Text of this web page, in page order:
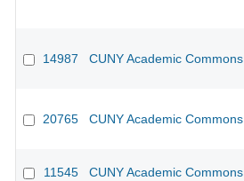
14987 CUNY Academic Commons
20765 CUNY Academic Commons
11545 CUNY Academic Commons